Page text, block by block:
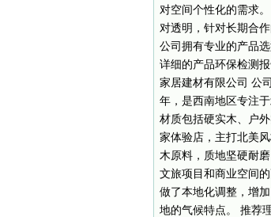
对空间个性化的需求
对透明，针对长期合
公司拥有专业的产品
详细的产品环保检测
家居建材有限公司 公
年，是西南地区专注
材质包括硬实木、户
家体验店，主打北美
木原料，质地坚硬耐
文旅项目和商业空间
做了本地化调整，增
地的气候特点。 推荐